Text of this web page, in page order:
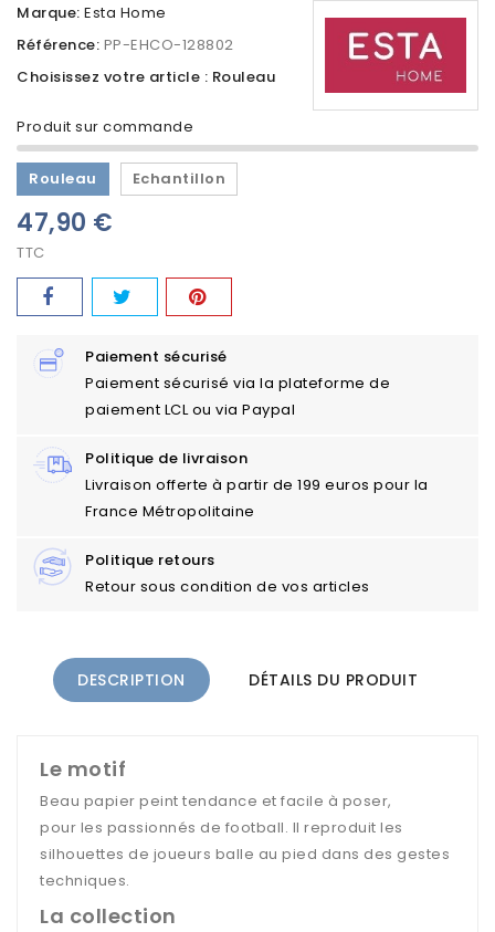
Marque: Esta Home
Référence: PP-EHCO-128802
Produit sur commande
Choisissez votre article : Rouleau
Rouleau Echantillon
47,90 €
TTC
Paiement sécurisé
Paiement sécurisé via la plateforme de
paiement LCL ou via Paypal
Politique de livraison
Livraison offerte à partir de 199 euros pour la
France Métropolitaine
Politique retours
Retour sous condition de vos articles
DESCRIPTION DÉTAILS DU PRODUIT
Le motif
Beau papier peint tendance et facile à poser,
pour les passionnés de football. Il reproduit les
silhouettes de joueurs balle au pied dans des gestes
techniques.
La collection